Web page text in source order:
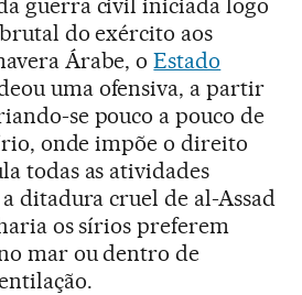
guerra civil iniciada logo
do exército aos
Árabe, oEstado
uma ofensiva, a partir
se pouco a pouco de
onde impõe o direito
todas as atividades
ditadura cruel de al-Assad
os sírios preferem
mar ou dentro de